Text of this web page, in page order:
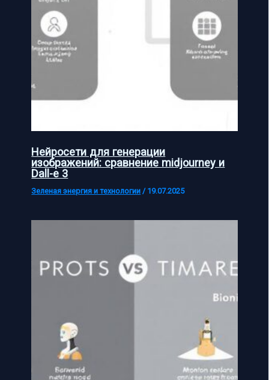
Нейросети для генерации
изображений: сравнение midjourney и
Dall-e 3
Зеленая энергия и технологии / 19.07.2025